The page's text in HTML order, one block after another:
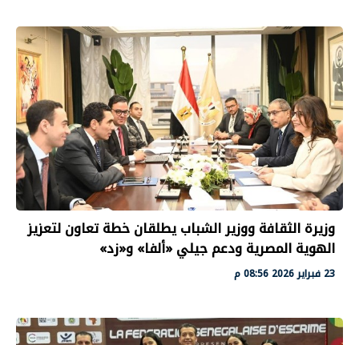
وزيرة الثقافة ووزير الشباب يطلقان خطة تعاون لتعزيز
الهوية المصرية ودعم جيلي «ألفا» و«زد»
23 فبراير 2026 08:56 م